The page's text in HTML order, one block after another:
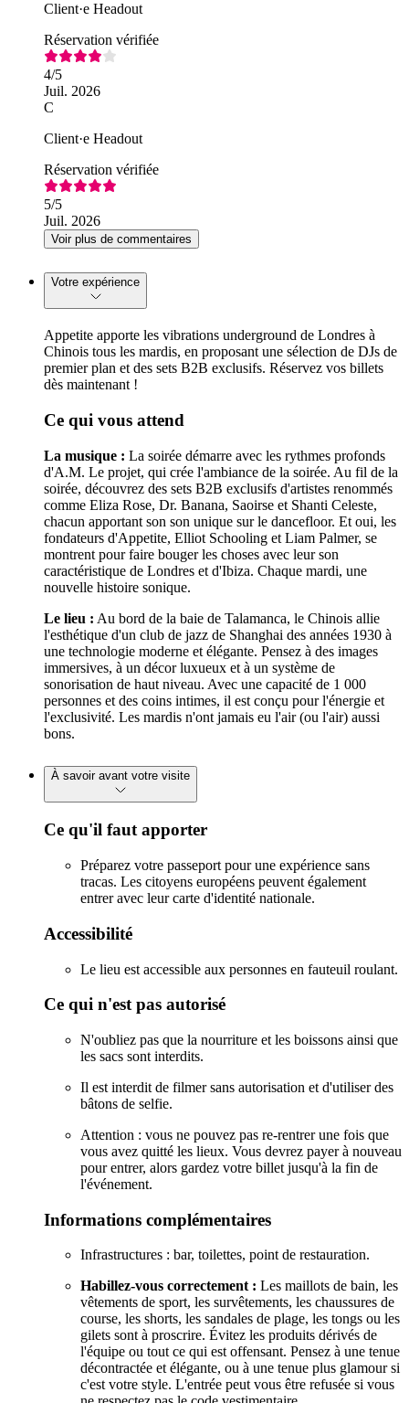
Client·e Headout
Réservation vérifiée
4/5
Juil. 2026
C
Client·e Headout
Réservation vérifiée
5/5
Juil. 2026
Voir plus de commentaires
Votre expérience
Appetite apporte les vibrations underground de Londres à
Chinois tous les mardis, en proposant une sélection de DJs de
premier plan et des sets B2B exclusifs. Réservez vos billets
dès maintenant !
Ce qui vous attend
La musique : La soirée démarre avec les rythmes profonds
d'A.M. Le projet, qui crée l'ambiance de la soirée. Au fil de la
soirée, découvrez des sets B2B exclusifs d'artistes renommés
comme Eliza Rose, Dr. Banana, Saoirse et Shanti Celeste,
chacun apportant son son unique sur le dancefloor. Et oui, les
fondateurs d'Appetite, Elliot Schooling et Liam Palmer, se
montrent pour faire bouger les choses avec leur son
caractéristique de Londres et d'Ibiza. Chaque mardi, une
nouvelle histoire sonique.
Le lieu : Au bord de la baie de Talamanca, le Chinois allie
l'esthétique d'un club de jazz de Shanghai des années 1930 à
une technologie moderne et élégante. Pensez à des images
immersives, à un décor luxueux et à un système de
sonorisation de haut niveau. Avec une capacité de 1 000
personnes et des coins intimes, il est conçu pour l'énergie et
l'exclusivité. Les mardis n'ont jamais eu l'air (ou l'air) aussi
bons.
À savoir avant votre visite
Ce qu'il faut apporter
Préparez votre passeport pour une expérience sans
tracas. Les citoyens européens peuvent également
entrer avec leur carte d'identité nationale.
Accessibilité
Le lieu est accessible aux personnes en fauteuil roulant.
Ce qui n'est pas autorisé
N'oubliez pas que la nourriture et les boissons ainsi que
les sacs sont interdits.
Il est interdit de filmer sans autorisation et d'utiliser des
bâtons de selfie.
Attention : vous ne pouvez pas re-rentrer une fois que
vous avez quitté les lieux. Vous devrez payer à nouveau
pour entrer, alors gardez votre billet jusqu'à la fin de
l'événement.
Informations complémentaires
Infrastructures : bar, toilettes, point de restauration.
Habillez-vous correctement : Les maillots de bain, les
vêtements de sport, les survêtements, les chaussures de
course, les shorts, les sandales de plage, les tongs ou les
gilets sont à proscrire. Évitez les produits dérivés de
l'équipe ou tout ce qui est offensant. Pensez à une tenue
décontractée et élégante, ou à une tenue plus glamour si
c'est votre style. L'entrée peut vous être refusée si vous